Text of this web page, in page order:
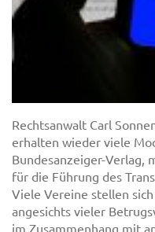
Rechtsanwalt Carl
erhalten wieder viele
Bundesanzeiger-Verlag,
für die Führung des
Viele Vereine stellen
angesichts vieler
im Zusammenhang mit